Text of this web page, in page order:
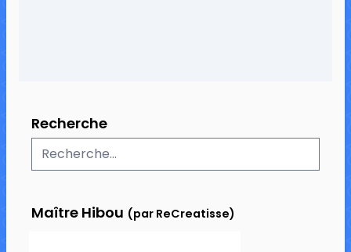
Recherche
Maître Hibou (par ReCreatisse)